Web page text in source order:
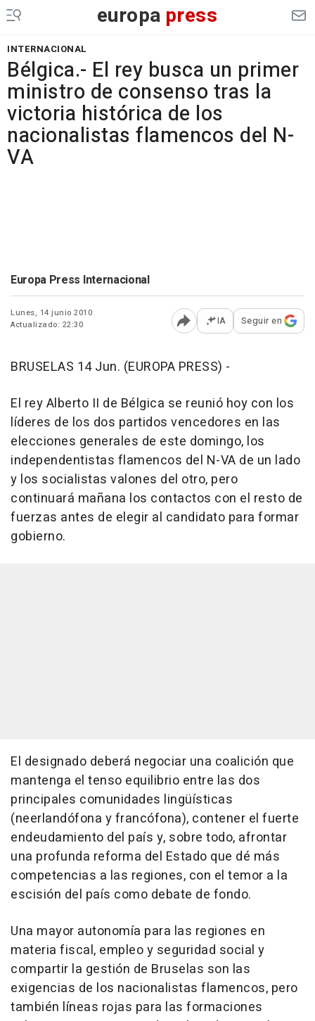
europa press
INTERNACIONAL
Bélgica.- El rey busca un primer
ministro de consenso tras la
victoria histórica de los
nacionalistas flamencos del N-
VA
Europa Press Internacional
Lunes, 14 junio 2010
Actualizado: 22:30
Abrir opciones para
IA Seguir en
BRUSELAS 14 Jun. (EUROPA PRESS) -
El rey Alberto II de Bélgica se reunió hoy con los
líderes de los dos partidos vencedores en las
elecciones generales de este domingo, los
independentistas flamencos del N-VA de un lado
y los socialistas valones del otro, pero
continuará mañana los contactos con el resto de
fuerzas antes de elegir al candidato para formar
gobierno.
El designado deberá negociar una coalición que
mantenga el tenso equilibrio entre las dos
principales comunidades lingüísticas
(neerlandófona y francófona), contener el fuerte
endeudamiento del país y, sobre todo, afrontar
una profunda reforma del Estado que dé más
competencias a las regiones, con el temor a la
escisión del país como debate de fondo.
Una mayor autonomía para las regiones en
materia fiscal, empleo y seguridad social y
compartir la gestión de Bruselas son las
exigencias de los nacionalistas flamencos, pero
también líneas rojas para las formaciones